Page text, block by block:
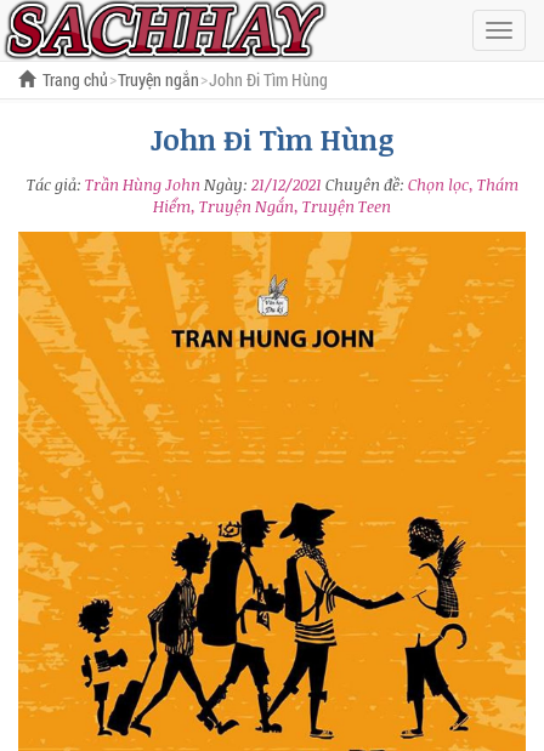
Hiện
menu
Trang chủ Truyện ngắn John Đi Tìm Hùng
John Đi Tìm Hùng
Tác giả: Trần Hùng John Ngày: 21/12/2021 Chuyên đề: Chọn lọc, Thám
Hiểm, Truyện Ngắn, Truyện Teen